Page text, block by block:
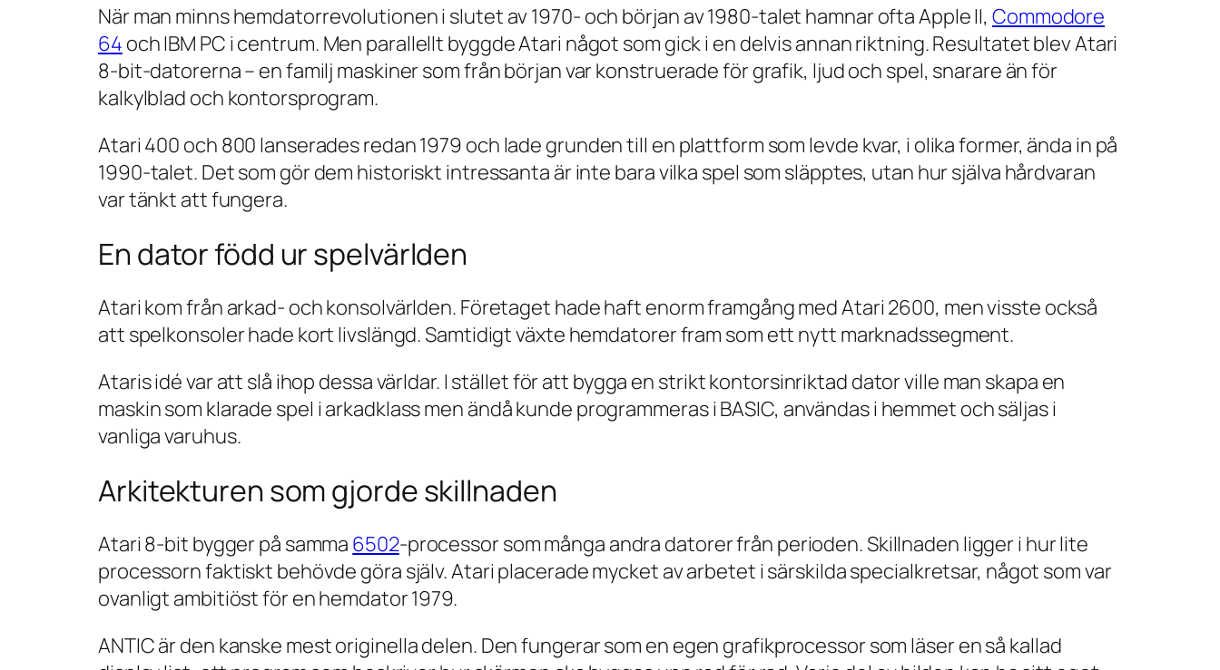
När man minns hemdatorrevolutionen i slutet av 1970- och början av 1980-talet hamnar ofta Apple II,Commodore
64 och IBM PC i centrum. Men parallellt byggde Atari något som gick i en delvis annan riktning. Resultatet blev Atari
8-bit-datorerna – en familj maskiner som från början var konstruerade för grafik, ljud och spel, snarare än för
kalkylblad och kontorsprogram.
Atari 400 och 800 lanserades redan 1979 och lade grunden till en plattform som levde kvar, i olika former, ända in på
1990-talet. Det som gör dem historiskt intressanta är inte bara vilka spel som släpptes, utan hur själva hårdvaran
var tänkt att fungera.
En dator född ur spelvärlden
Atari kom från arkad- och konsolvärlden. Företaget hade haft enorm framgång med Atari 2600, men visste också
att spelkonsoler hade kort livslängd. Samtidigt växte hemdatorer fram som ett nytt marknadssegment.
Ataris idé var att slå ihop dessa världar. I stället för att bygga en strikt kontorsinriktad dator ville man skapa en
maskin som klarade spel i arkadklass men ändå kunde programmeras i BASIC, användas i hemmet och säljas i
vanliga varuhus.
Arkitekturen som gjorde skillnaden
Atari 8-bit bygger på samma 6502-processor som många andra datorer från perioden. Skillnaden ligger i hur lite
processorn faktiskt behövde göra själv. Atari placerade mycket av arbetet i särskilda specialkretsar, något som var
ovanligt ambitiöst för en hemdator 1979.
ANTIC är den kanske mest originella delen. Den fungerar som en egen grafikprocessor som läser en så kallad